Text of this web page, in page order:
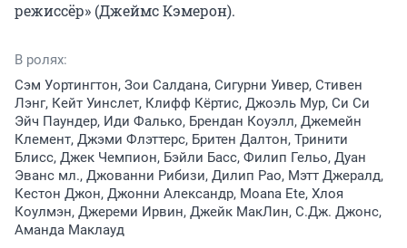
режиссёр» (Джеймс Кэмерон).
В ролях:
Сэм Уортингтон, Зои Салдана, Сигурни Уивер, Стивен
Лэнг, Кейт Уинслет, Клифф Кёртис, Джоэль Мур, Си Си
Эйч Паундер, Иди Фалько, Брендан Коуэлл, Джемейн
Клемент, Джэми Флэттерс, Бритен Далтон, Тринити
Блисс, Джек Чемпион, Бэйли Басс, Филип Гельо, Дуан
Эванс мл., Джованни Рибизи, Дилип Рао, Мэтт Джералд,
Кестон Джон, Джонни Александр, Moana Ete, Хлоя
Коулмэн, Джереми Ирвин, Джейк МакЛин, С.Дж. Джонс,
Аманда Маклауд